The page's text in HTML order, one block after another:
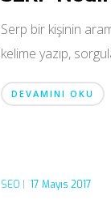
Serp bir kişinin
kelime yazıp,
DEVAMINI OKU
SEO 17 Mayıs 2017